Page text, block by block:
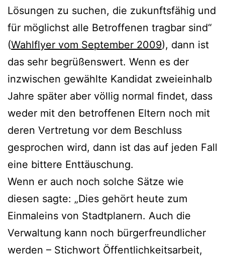
Lösungen zu suchen, die zukunftsfähig und
für möglichst alle Betroffenen tragbar sind“
(Wahlflyer vom September 2009), dann ist
das sehr begrüßenswert. Wenn es der
inzwischen gewählte Kandidat zweieinhalb
Jahre später aber völlig normal findet, dass
weder mit den betroffenen Eltern noch mit
deren Vertretung vor dem Beschluss
gesprochen wird, dann ist das auf jeden Fall
eine bittere Enttäuschung.
Wenn er auch noch solche Sätze wie
diesen sagte: „Dies gehört heute zum
Einmaleins von Stadtplanern. Auch die
Verwaltung kann noch bürgerfreundlicher
werden – Stichwort Öffentlichkeitsarbeit,